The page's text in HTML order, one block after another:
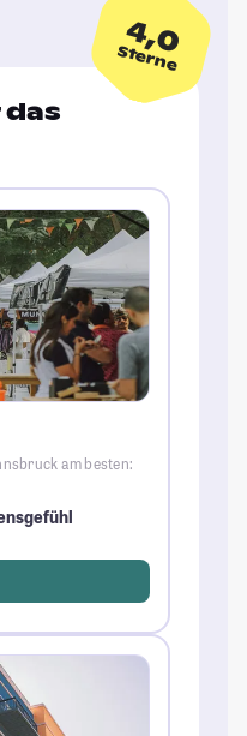
4,0
Sterne
das
am besten: